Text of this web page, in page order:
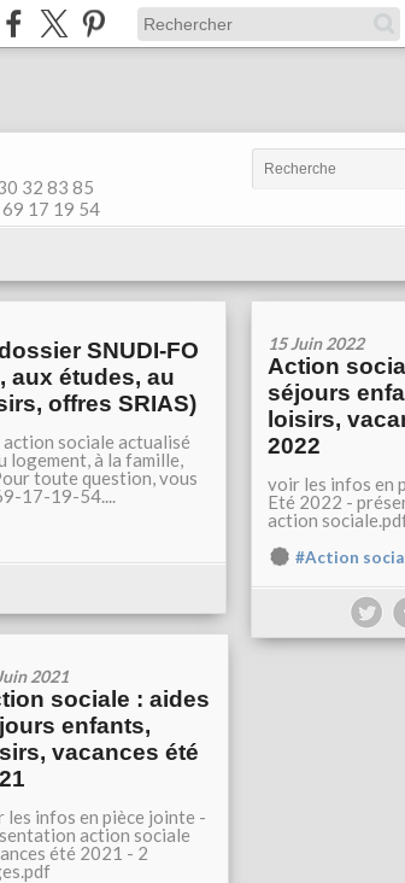
32 83 85
17 19 54
SNUDI-FO
aux études, au
offres SRIAS)
sociale actualisé
logement, à la famille,
toute question, vous
17-19-54....
15 Juin 2022
Action
séjours
loisirs,
2022
voir les infos en
Eté 2022 -
action
#Action
2021
sociale : aides
enfants,
vacances été
les infos en pièce jointe -
action sociale
été 2021 - 2